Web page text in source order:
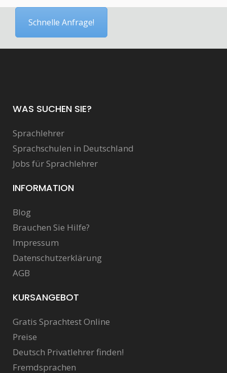
Schnelle Anfrage!
WAS SUCHEN SIE?
Sprachlehrer
Sprachschulen in Deutschland
Jobs für Sprachlehrer
INFORMATION
Blog
Brauchen Sie Hilfe?
Impressum
Datenschutzerklärung
AGB
KURSANGEBOT
Gratis Sprachtest Online
Preise
Deutsch Privatlehrer finden!
Fremdsprachen